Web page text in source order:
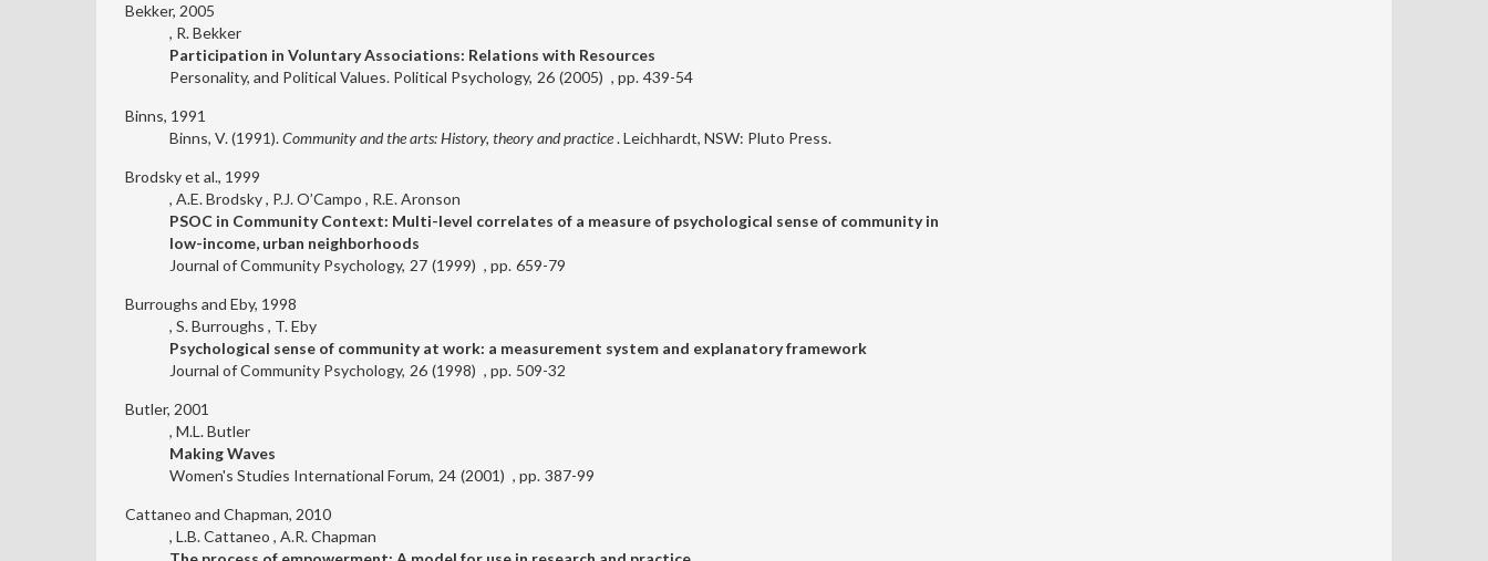
Bekker, 2005
R. Bekker
Participation in Voluntary Associations: Relations with Resources
Personality, and Political Values. Political Psychology 26 2005 439-54
Binns, 1991
Binns, V. (1991).Community and the arts: History, theory and practice. Leichhardt, NSW: Pluto Press.
Brodsky et al., 1999
A.E. Brodsky P.J. O’Campo
R.E. Aronson
PSOC in Community Context: Multi-level correlates of a measure of psychological sense of community in
low-income, urban neighborhoods
Journal of Community Psychology 27 1999 659-79
Burroughs and Eby, 1998
S. Burroughs
T. Eby
Psychological sense of community at work: a measurement system and explanatory framework
Journal of Community Psychology 26 1998 509-32
Butler, 2001
M.L. Butler
Making Waves
Women's Studies International Forum 24 2001 387-99
Cattaneo and Chapman, 2010
L.B. Cattaneo A.R. Chapman